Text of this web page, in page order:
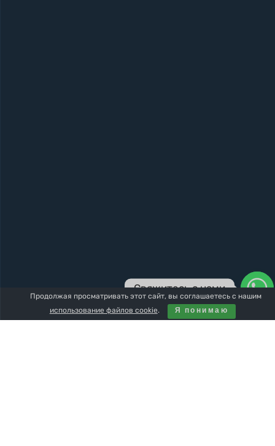
Продолжая просматривать этот сайт, вы соглашаетесь с нашим
использование файлов cookie. Я понимаю
Свяжитесь с нами